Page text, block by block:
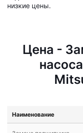
низкие цены.
Цена -
Наименование